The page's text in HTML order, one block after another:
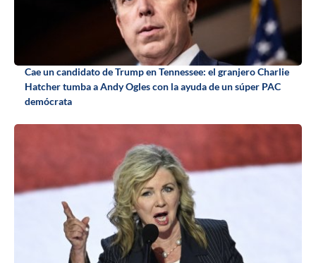
Cae un candidato de Trump en Tennessee: el granjero Charlie
Hatcher tumba a Andy Ogles con la ayuda de un súper PAC
demócrata